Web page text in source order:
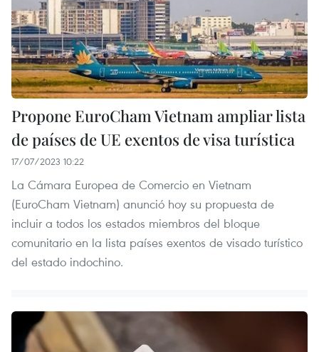
Propone EuroCham Vietnam ampliar lista
de países de UE exentos de visa turística
17/07/2023 10:22
La Cámara Europea de Comercio en Vietnam
(EuroCham Vietnam) anunció hoy su propuesta de
incluir a todos los estados miembros del bloque
comunitario en la lista países exentos de visado turístico
del estado indochino.